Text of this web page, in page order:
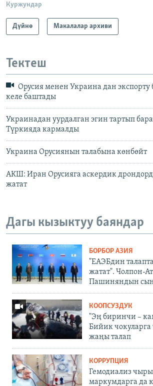
Куржундар
Дүйнө Макалалар архиви
Тектеш
Орусия менен Украина дан экспорту
келе баштады
Украинадан уурдалган эгин тартып
Түркияда кармалды
Украина Орусиянын талабына көнбөйт
АКШ: Иран Орусияга аскердик
жатат
Дагы кызыктуу баяндар
БОРБОР АЗИЯ
"ЕАЭБдин
жатат". Чолпон-
Пашиняндын
КООПСУЗДУК
"Эң биринчи –
Бийик чокуларга
жаңы талап
КОРРУПЦИЯ
Гемодиализ
маркумдарга да